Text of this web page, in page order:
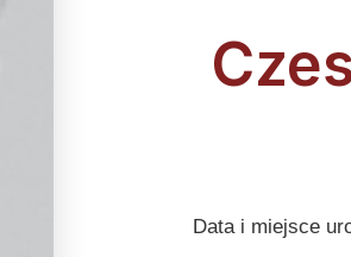
Data i miejsce